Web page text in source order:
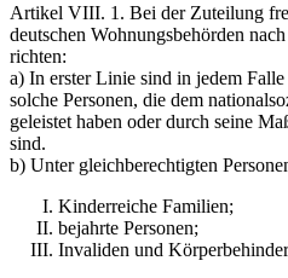
Artikel VIII. 1. Bei der Zuteilung
deutschen Wohnungsbehörden
richten:
a) In erster Linie sind in jedem
solche Personen, die dem
geleistet haben oder durch seine
sind.
b) Unter gleichberechtigten
Kinderreiche Familien;
bejahrte Personen;
Invaliden und